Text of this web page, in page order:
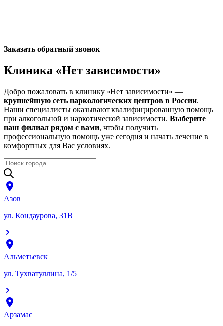
Заказать обратный звонок
Клиника «Нет зависимости»
Добро пожаловать в клинику «Нет зависимости» —
крупнейшую сеть наркологических центров в России.
Наши специалисты оказывают квалифицированную помощь
при алкогольной и наркотической зависимости. Выберите
наш филиал рядом с вами, чтобы получить
профессиональную помощь уже сегодня и начать лечение в
комфортных для Вас условиях.
Азов
ул. Кондаурова, 31В
Альметьевск
ул. Тухватуллина, 1/5
Арзамас